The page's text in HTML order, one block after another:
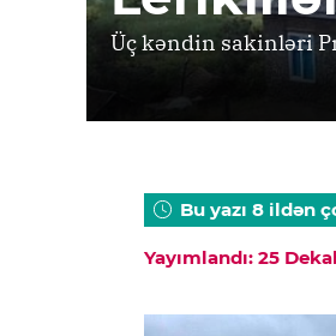
Üç kəndin sakinləri
Bu yazı 8 ildən
Yayımlandı: 25